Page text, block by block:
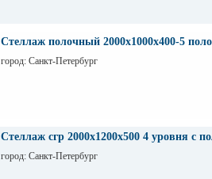
Стеллаж полочный 2000х1000х400-5
город: Санкт-Петербург
Стеллаж сгр 2000х1200х500 4 уровня с
город: Санкт-Петербург